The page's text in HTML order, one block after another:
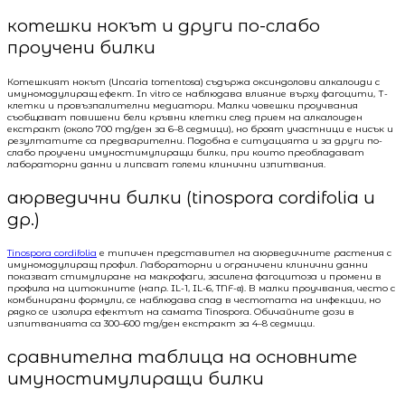
котешки нокът и други по-слабо
проучени билки
Котешкият нокът (Uncaria tomentosa) съдържа оксиндолови алкалоиди с
имуномодулиращ ефект. In vitro се наблюдава влияние върху фагоцити, Т-
клетки и провъзпалителни медиатори. Малки човешки проучвания
съобщават повишени бели кръвни клетки след прием на алкалоиден
екстракт (около 700 mg/ден за 6–8 седмици), но броят участници е нисък и
резултатите са предварителни. Подобна е ситуацията и за други по-
слабо проучени имуностимулиращи билки, при които преобладават
лабораторни данни и липсват големи клинични изпитвания.
аюрведични билки (tinospora cordifolia и
др.)
Tinospora cordifolia е типичен представител на аюрведичните растения с
имуномодулиращ профил. Лабораторни и ограничени клинични данни
показват стимулиране на макрофаги, засилена фагоцитоза и промени в
профила на цитокините (напр. IL-1, IL-6, TNF-α). В малки проучвания, често с
комбинирани формули, се наблюдава спад в честотата на инфекции, но
рядко се изолира ефектът на самата Tinospora. Обичайните дози в
изпитванията са 300–600 mg/ден екстракт за 4–8 седмици.
сравнителна таблица на основните
имуностимулиращи билки